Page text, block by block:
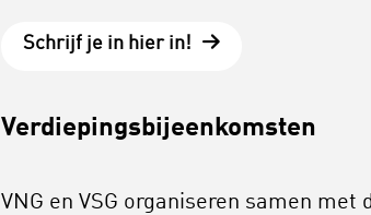
Schrijf je in hier in!
Verdiepingsbijeenkomsten
VNG en VSG organiseren samen met